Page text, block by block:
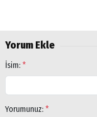
Yorum Ekle
İsim: *
Yorumunuz: *